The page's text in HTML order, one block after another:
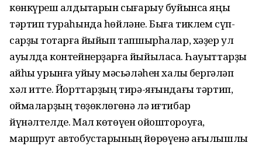
көнкүреш ҡалдыҡтарын сығарыу буйынса яңы
тәртип тураһында һөйләне. Быға тиклем сүп-
сарҙы тоҡтарға йыйып тапшырһалар, хәҙер ул
ауылда контейнерҙарға йыйыласаҡ. Һауыттарҙы
ҡайһы урынға ҡуйыу мәсьәләһен халыҡ бергәләп
хәл итте. Йорттарҙың тирә-яғындағы тәртип,
ҡоймаларҙың төҙөклөгөнә лә иғтибар
йүнәлтелде. Мал көтөүен ойоштороуға,
маршрут автобустарының йөрөүенә ҡағылышлы